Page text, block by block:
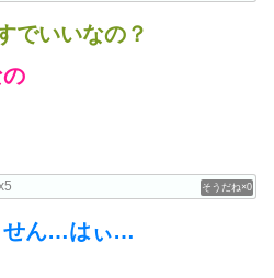
でいいなの？
0
せん…はぃ…